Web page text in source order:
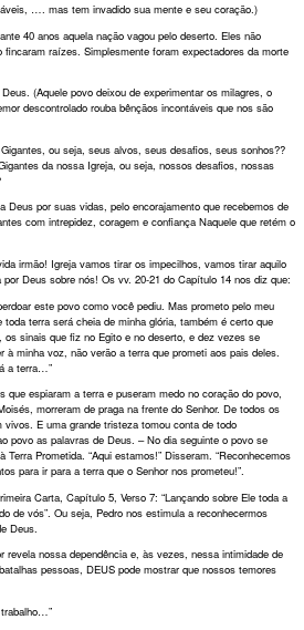
…. mas tem invadido sua mente e seu coração.)
40 anos aquela nação vagou pelo deserto. Eles não
raízes. Simplesmente foram expectadores da morte
(Aquele povo deixou de experimentar os milagres, o
descontrolado rouba bênçãos incontáveis que nos são
ou seja, seus alvos, seus desafios, seus sonhos??
da nossa Igreja, ou seja, nossos desafios, nossas
Deus por suas vidas, pelo encorajamento que recebemos de
com intrepidez, coragem e confiança Naquele que retém o
irmão! Igreja vamos tirar os impecilhos, vamos tirar aquilo
Deus sobre nós! Os vv. 20-21 do Capítulo 14 nos diz que:
este povo como você pediu. Mas prometo pelo meu
terra será cheia de minha glória, também é certo que
sinais que fiz no Egito e no deserto, e dez vezes se
minha voz, não verão a terra que prometi aos pais deles.
a terra…”
que espiaram a terra e puseram medo no coração do povo,
morreram de praga na frente do Senhor. De todos os
E uma grande tristeza tomou conta de todo
povo as palavras de Deus. – No dia seguinte o povo se
Prometida. “Aqui estamos!” Disseram. “Reconhecemos
para ir para a terra que o Senhor nos prometeu!”.
Carta, Capítulo 5, Verso 7: “Lançando sobre Ele toda a
de vós”. Ou seja, Pedro nos estimula a reconhecermos
Deus.
revela nossa dependência e, às vezes, nessa intimidade de
pessoas, DEUS pode mostrar que nossos temores